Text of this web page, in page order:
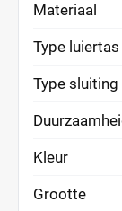
Materiaal
Type luiertas
Type sluiting
Kleur
Grootte